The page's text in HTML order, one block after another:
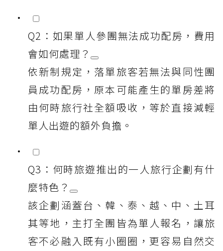
Q2：如果單人參團無法成功配房，費用
會如何處理？
依新制規定，落單旅客若無法與同性團
員成功配房，原本可能產生的單房差將
由何時旅行社全額吸收，等於直接減輕
單人出遊的額外負擔。
Q3：何時旅遊推出的一人旅行企劃有什
麼特色？
該企劃涵蓋台、韓、泰、越、中、土耳
其等地，主打全團皆為單人報名，讓旅
客不必融入既有小圈圈，更容易自然交